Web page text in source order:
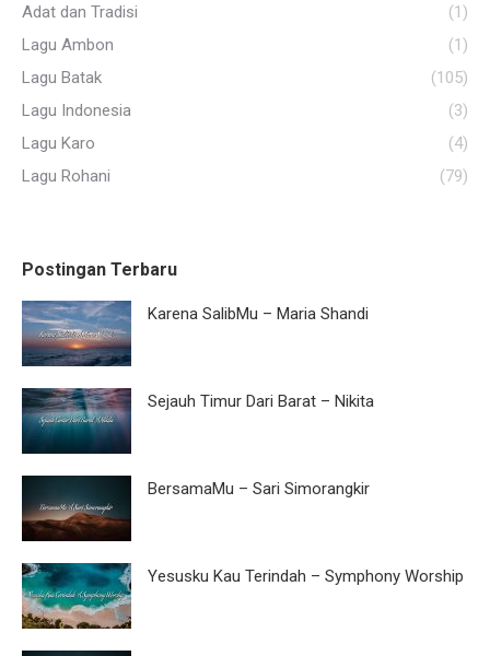
Adat dan Tradisi
(1)
Lagu Ambon
(1)
Lagu Batak
(105)
Lagu Indonesia
(3)
Lagu Karo
(4)
Lagu Rohani
(79)
Postingan Terbaru
Karena SalibMu – Maria Shandi
Sejauh Timur Dari Barat – Nikita
BersamaMu – Sari Simorangkir
Yesusku Kau Terindah – Symphony Worship